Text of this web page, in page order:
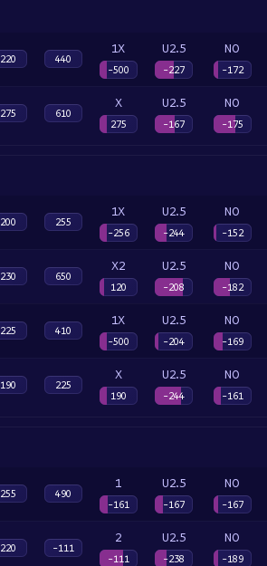
220 440
1X
-500
U2.5
-227
NO
-172
275 610
X
275
U2.5
-167
NO
-175
200 255
1X
-256
U2.5
-244
NO
-152
230 650
X2
120
U2.5
-208
NO
-182
225 410
1X
-500
U2.5
-204
NO
-169
190 225
X
190
U2.5
-244
NO
-161
255 490
1
-161
U2.5
-167
NO
-167
220 -111
2
-111
U2.5
-238
NO
-189